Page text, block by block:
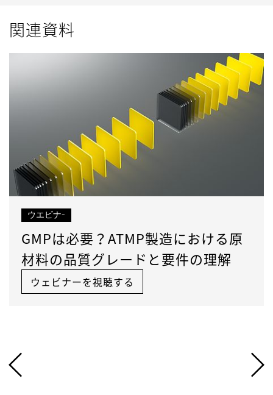
関連資料
ウエビナ-
GMPは必要？ATMP製造における原
材料の品質グレードと要件の理解
ウェビナーを視聴する